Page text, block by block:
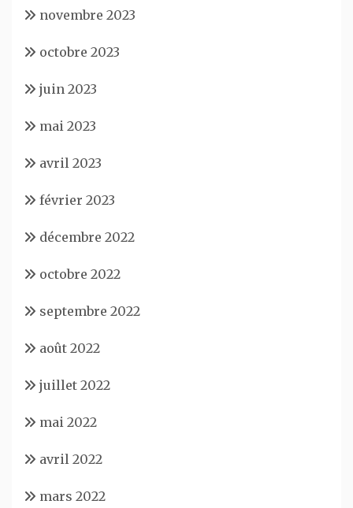
novembre 2023
octobre 2023
juin 2023
mai 2023
avril 2023
février 2023
décembre 2022
octobre 2022
septembre 2022
août 2022
juillet 2022
mai 2022
avril 2022
mars 2022